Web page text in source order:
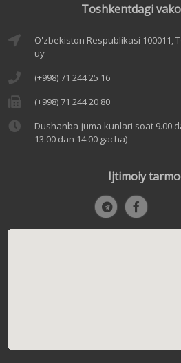
Toshkentdagi
O'zbekiston Respublikasi 100011,
uy
(+998) 71 244 25 16
(+998) 71 244 20 80
Dushanba-juma kunlari soat 9.00
13.00 dan 14.00 gacha)
Ijtimoiy